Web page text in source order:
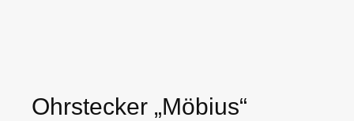
Ohrstecker „Möbius“